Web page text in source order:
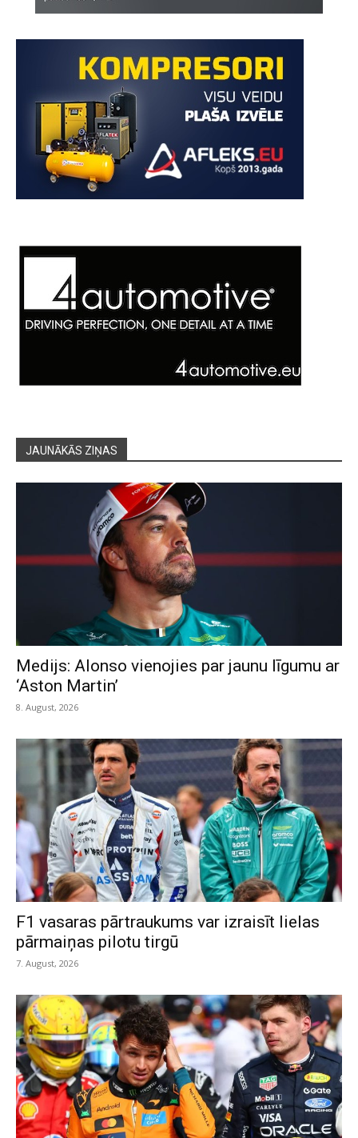
JAUNĀKĀS ZIŅAS
Medijs: Alonso vienojies par jaunu līgumu ar
‘Aston Martin’
8. August, 2026
F1 vasaras pārtraukums var izraisīt lielas
pārmaiņas pilotu tirgū
7. August, 2026